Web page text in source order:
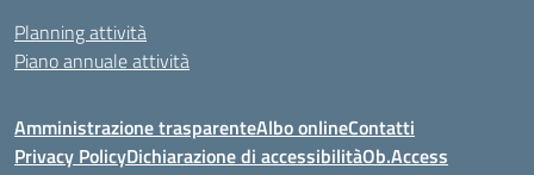
Planning attività
Piano annuale attività
Amministrazione trasparenteAlbo onlineContatti
Privacy PolicyDichiarazione di accessibilitàOb.Access